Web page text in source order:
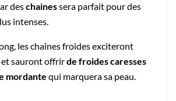
deschainessera parfait pour des
intenses.
les chaînes froides exciteront
sauront offrirde froides caresses
mordante qui marquera sa peau.